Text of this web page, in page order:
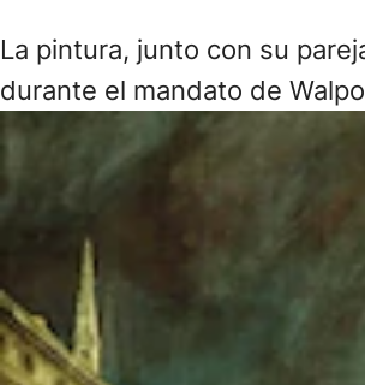
La pintura, junto con su
durante el mandato de